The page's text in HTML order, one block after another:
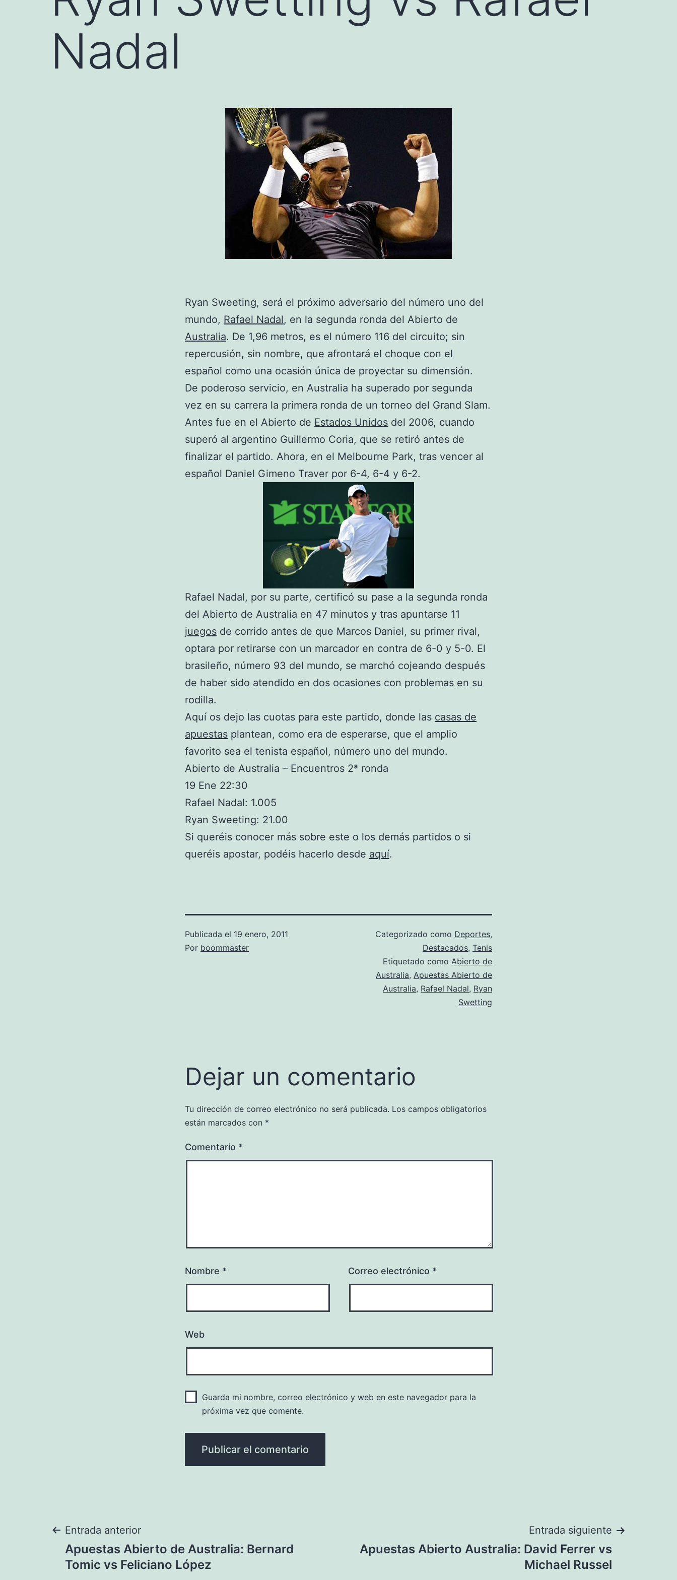
Nadal
Ryan Sweeting, será el próximo adversario del número uno del
mundo, Rafael Nadal, en la segunda ronda del Abierto de
Australia. De 1,96 metros, es el número 116 del circuito; sin
repercusión, sin nombre, que afrontará el choque con el
español como una ocasión única de proyectar su dimensión.
De poderoso servicio, en Australia ha superado por segunda
vez en su carrera la primera ronda de un torneo del Grand Slam.
Antes fue en el Abierto de Estados Unidos del 2006, cuando
superó al argentino Guillermo Coria, que se retiró antes de
finalizar el partido. Ahora, en el Melbourne Park, tras vencer al
español Daniel Gimeno Traver por 6-4, 6-4 y 6-2.
Rafael Nadal, por su parte, certificó su pase a la segunda ronda
del Abierto de Australia en 47 minutos y tras apuntarse 11
juegos de corrido antes de que Marcos Daniel, su primer rival,
optara por retirarse con un marcador en contra de 6-0 y 5-0. El
brasileño, número 93 del mundo, se marchó cojeando después
de haber sido atendido en dos ocasiones con problemas en su
rodilla.
Aquí os dejo las cuotas para este partido, donde las casas de
apuestas plantean, como era de esperarse, que el amplio
favorito sea el tenista español, número uno del mundo.
Abierto de Australia – Encuentros 2ª ronda
19 Ene 22:30
Rafael Nadal: 1.005
Ryan Sweeting: 21.00
Si queréis conocer más sobre este o los demás partidos o si
queréis apostar, podéis hacerlo desde aquí.
Publicada el 19 enero, 2011
Por boommaster
Categorizado como Deportes,
Destacados, Tenis
Etiquetado como Abierto de
Australia, Apuestas Abierto de
Australia, Rafael Nadal, Ryan
Swetting
Dejar un comentario
Tu dirección de correo electrónico no será publicada. Los campos obligatorios
están marcados con *
Comentario *
Nombre * Correo electrónico *
Web
Guarda mi nombre, correo electrónico y web en este navegador para la
próxima vez que comente.
Navegación
de
Entrada anterior
Apuestas Abierto de Australia: Bernard
Tomic vs Feliciano López
Entrada siguiente
Apuestas Abierto Australia: David Ferrer vs
Michael Russel